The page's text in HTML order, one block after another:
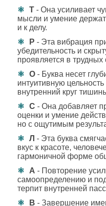
Т - Она усиливает
мысли и умение
и к делу.
Р - Эта вибрация
убедительность и
проявляется в трудных
О - Буква несет
интуитивную
внутренний круг
С - Она добавляет
оценки и умение
но с ощутимым
Л - Эта буква
вкус к красоте,
гармоничной форме
А - Повторение
самоопределению и
терпит внутренней
В - Завершение